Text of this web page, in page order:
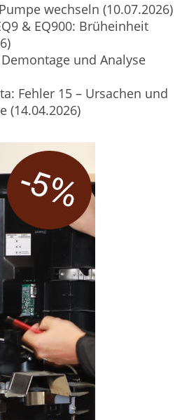
wechseln (10.07.2026)
& EQ900: Brüheinheit
und Analyse
Fehler 15 – Ursachen und
(14.04.2026)